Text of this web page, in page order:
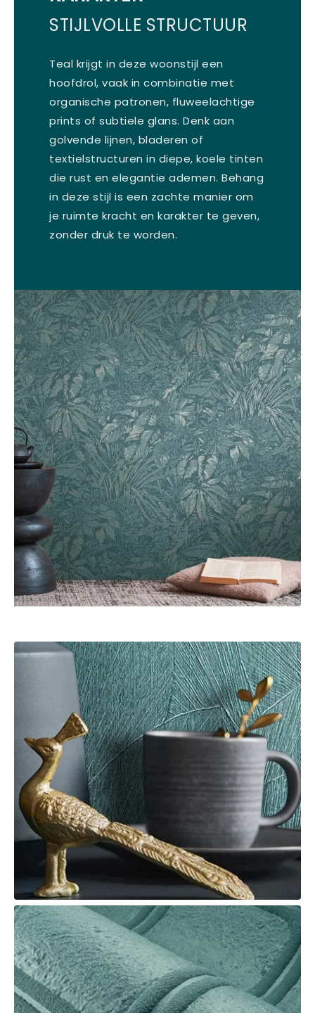
STIJLVOLLE STRUCTUUR
Teal krijgt in deze woonstijl een
hoofdrol, vaak in combinatie met
organische patronen, fluweelachtige
prints of subtiele glans. Denk aan
golvende lijnen, bladeren of
textielstructuren in diepe, koele tinten
die rust en elegantie ademen. Behang
in deze stijl is een zachte manier om
je ruimte kracht en karakter te geven,
zonder druk te worden.